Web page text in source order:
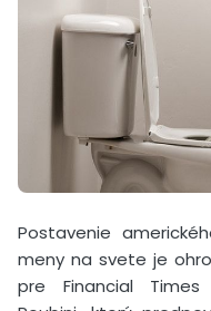
Postavenie
meny na svete je
pre Financial Times